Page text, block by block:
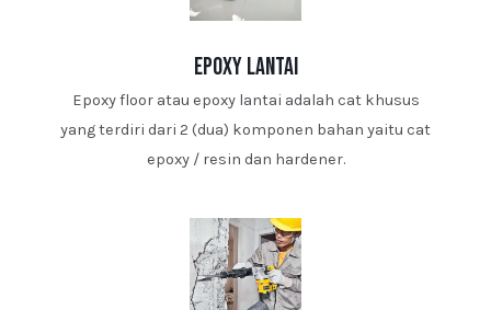
epoxy lantai
Epoxy floor atau epoxy lantai adalah cat khusus
yang terdiri dari 2 (dua) komponen bahan yaitu cat
epoxy / resin dan hardener.